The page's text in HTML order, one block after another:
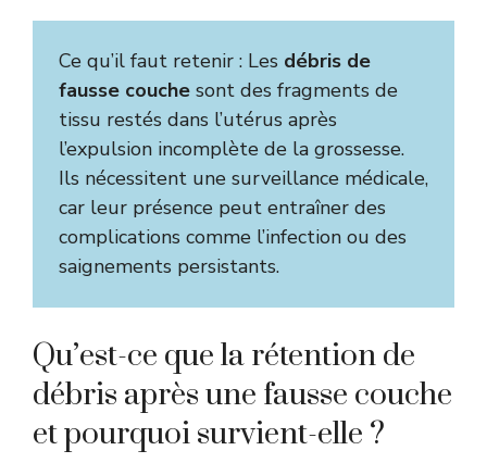
Ce qu’il faut retenir : Les débris de
fausse couche sont des fragments de
tissu restés dans l’utérus après
l’expulsion incomplète de la grossesse.
Ils nécessitent une surveillance médicale,
car leur présence peut entraîner des
complications comme l’infection ou des
saignements persistants.
Qu’est-ce que la rétention de
débris après une fausse couche
et pourquoi survient-elle ?